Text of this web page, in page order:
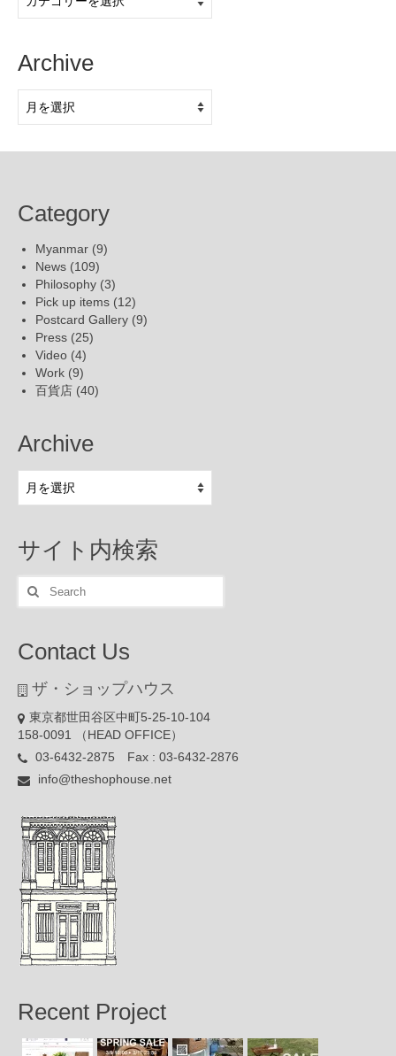
Archive
Archive
Category
Myanmar (9)
News (109)
Philosophy (3)
Pick up items (12)
Postcard Gallery (9)
Press (25)
Video (4)
Work (9)
百貨店 (40)
Archive
Archive
サイト内検索
Search
for:
Contact Us
ザ・ショップハウス
東京都世田谷区中町5-25-10-104
158-0091 （HEAD OFFICE）
03-6432-2875 Fax : 03-6432-2876
info@theshophouse.net
Recent Project